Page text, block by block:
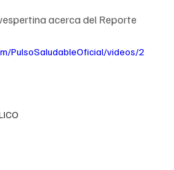
acerca del Reporte
PulsoSaludableOficial/videos/2